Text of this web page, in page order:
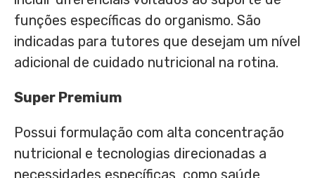
funções específicas do organismo. São
indicadas para tutores que desejam um nível
adicional de cuidado nutricional na rotina.
Super Premium
Possui formulação com alta concentração
nutricional e tecnologias direcionadas a